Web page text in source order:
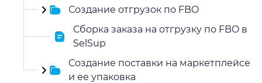
Создание отгрузок по FBO
Сборка заказа на отгрузку по FBO в
SelSup
Создание поставки на маркетплейсе
и ее упаковка